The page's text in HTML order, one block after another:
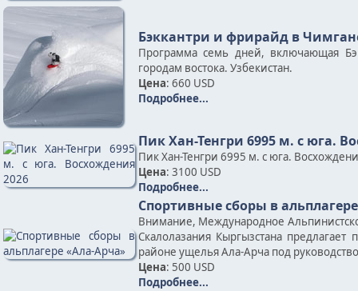
Бэккантри и фрирайд в
Программа семь дней, включающая
городам востока. Узбекистан.
Цена: 660 USD
Подробнее...
Пик Хан-Тенгри 6995 м. c юга.
Пик Хан-Тенгри 6995 м. с юга.
Цена: 3100 USD
Подробнее...
Спортивные сборы в
Внимание, Международное
Скалолазания Кыргызстана
районе ущелья Ала-Арча под
Цена: 500 USD
Подробнее...